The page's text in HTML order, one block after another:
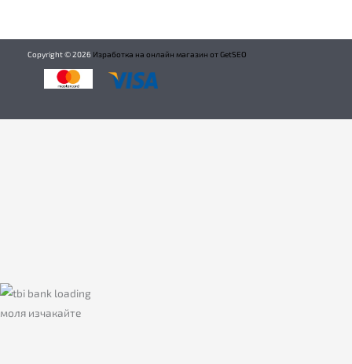
Copyright ©2026 Изработка на онлайн магазин от GetSEO
моля изчакайте